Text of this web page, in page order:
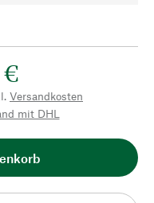
€
Versandkosten
mit DHL